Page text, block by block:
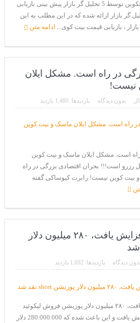
پیش بینی بازیابی قیمت بیتکوین توسط 5 تحلیل گر بازار پیش بینی بازیابی
توسط 5 تحلیل گر بازار ارائه شده که در این مطلب به این
ادامه متن
در راه است. مشکل ایلان
نیست!
بدون دیدگاه بازدیدها: 1,480 بازدید
است. مشکل ایلان ماسک و بیت کوین
است!!! بحران اقتصادی بزرگی در راه
کوین نیست! رابرت کیوساکی گفته
قیمت بیت کوین افزایش یافت، ۲۸۰ میلیون دلار
بدون دیدگاه بازدیدها: 1,692 بازدید
قیمت بیت کوین افزایش یافت، ۲۸۰ میلیون دلار پوزیشن فروش لیکوئید
شد! قیمت بیت کوین افزایش یافت و این باعث شده که 280.000.000 دلار